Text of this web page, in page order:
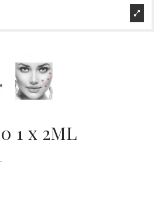
1 x 2ML